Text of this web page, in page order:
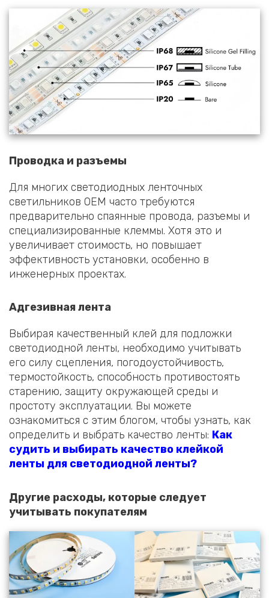
Проводка и разъемы
Для многих светодиодных ленточных
светильников OEM часто требуются
предварительно спаянные провода, разъемы и
специализированные клеммы. Хотя это и
увеличивает стоимость, но повышает
эффективность установки, особенно в
инженерных проектах.
Адгезивная лента
Выбирая качественный клей для подложки
светодиодной ленты, необходимо учитывать
его силу сцепления, погодоустойчивость,
термостойкость, способность противостоять
старению, защиту окружающей среды и
простоту эксплуатации. Вы можете
ознакомиться с этим блогом, чтобы узнать, как
определить и выбрать качество ленты: Как
судить и выбирать качество клейкой
ленты для светодиодной ленты?
Другие расходы, которые следует
учитывать покупателям